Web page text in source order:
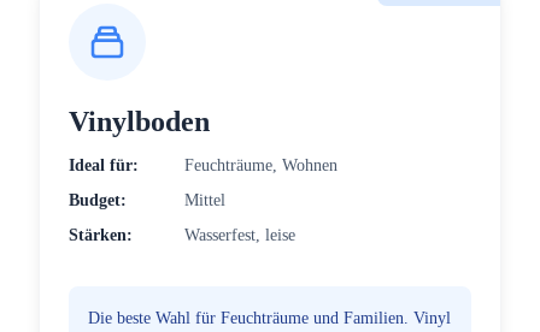
Vinylboden
Ideal für:
Feuchträume, Wohnen
Budget:
Mittel
Stärken:
Wasserfest, leise
Die beste Wahl für Feuchträume und Familien. Vinyl